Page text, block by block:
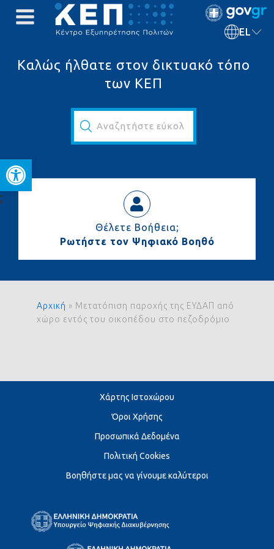
Ανοίξτε τη γραμμή
EL
Καλώς ήλθατε στον δικτυακό τόπο
των ΚΕΠ
Αναζητήστε εύκολα και γρήγορα...
Θέλετε Βοήθεια;
Ρωτήστε τον Ψηφιακό Βοηθό
Αρχική » Μετατόπιση παροχής της ΕΥΔΑΠ από
χώρο εντός του οικοπέδου στο πεζοδρόμιο
Χάρτης Ιστοχώρου
Όροι Χρήσης
Προσωπικά Δεδομένα
Πολιτική Cookies
Βοηθήστε μας να γίνουμε καλύτεροι